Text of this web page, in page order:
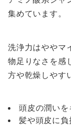
集めています。
洗浄力はややマ
物足りなさを感
方や乾燥しやす
頭皮の潤い
髪や頭皮に